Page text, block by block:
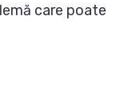
care poate